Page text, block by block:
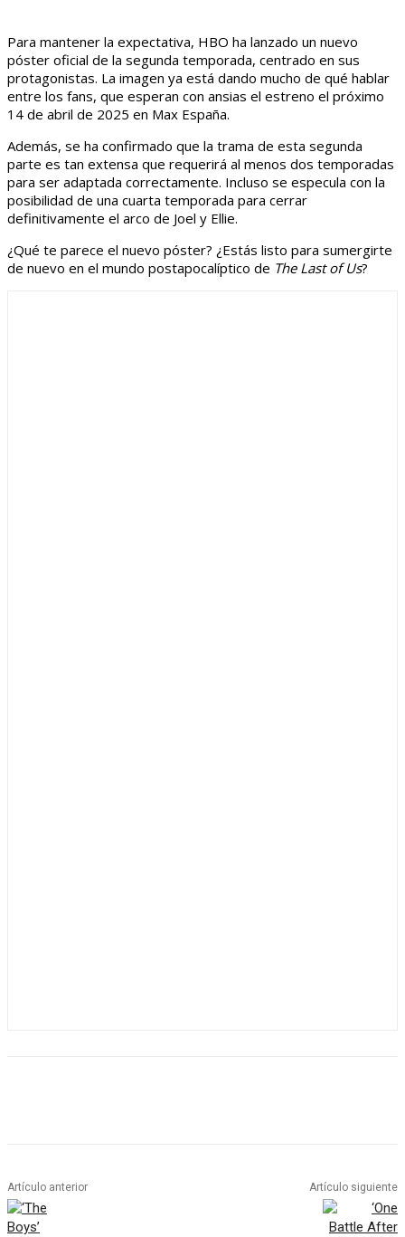
Para mantener la expectativa, HBO ha lanzado un nuevo
póster oficial de la segunda temporada, centrado en sus
protagonistas. La imagen ya está dando mucho de qué hablar
entre los fans, que esperan con ansias el estreno el próximo
14 de abril de 2025 en Max España.
Además, se ha confirmado que la trama de esta segunda
parte es tan extensa que requerirá al menos dos temporadas
para ser adaptada correctamente. Incluso se especula con la
posibilidad de una cuarta temporada para cerrar
definitivamente el arco de Joel y Ellie.
¿Qué te parece el nuevo póster? ¿Estás listo para sumergirte
de nuevo en el mundo postapocalíptico de The Last of Us?
Artículo anterior Artículo siguiente